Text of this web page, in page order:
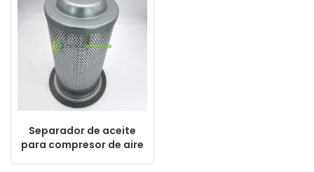
Separador de aceite
para compresor de aire